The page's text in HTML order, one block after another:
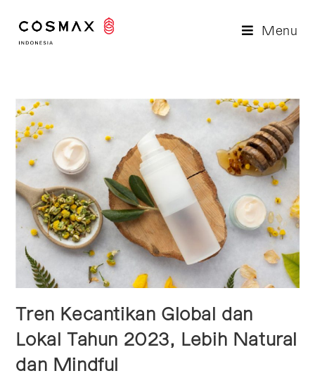
Menu
Tren Kecantikan Global dan
Lokal Tahun 2023, Lebih Natural
dan Mindful